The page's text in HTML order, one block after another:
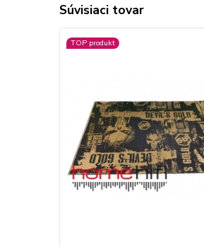
Súvisiaci tovar
TOP produkt